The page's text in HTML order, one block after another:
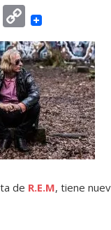
EmailCopy
Link
de R.E.M, tiene